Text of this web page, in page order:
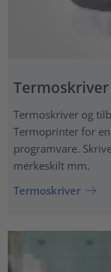
Termoskriver og
Termoprinter for
programvare.
merkeskilt mm.
Termoskriver